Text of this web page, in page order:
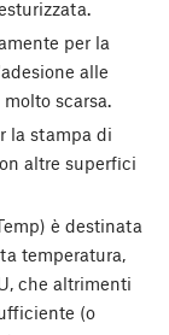
per la
alle
scarsa.
la stampa di
altre superfici
è destinata
temperatura,
che altrimenti
(o